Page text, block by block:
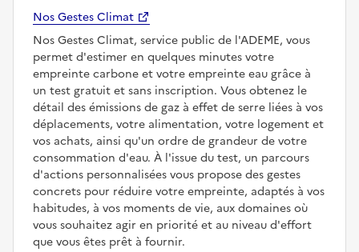
Nos Gestes Climat
Nos Gestes Climat, service public de l'ADEME, vous
permet d'estimer en quelques minutes votre
empreinte carbone et votre empreinte eau grâce à
un test gratuit et sans inscription. Vous obtenez le
détail des émissions de gaz à effet de serre liées à vos
déplacements, votre alimentation, votre logement et
vos achats, ainsi qu'un ordre de grandeur de votre
consommation d'eau. À l'issue du test, un parcours
d'actions personnalisées vous propose des gestes
concrets pour réduire votre empreinte, adaptés à vos
habitudes, à vos moments de vie, aux domaines où
vous souhaitez agir en priorité et au niveau d'effort
que vous êtes prêt à fournir.